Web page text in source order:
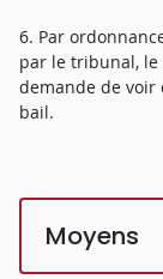
6. Par
par le tribunal, le
demande de
bail.
Moyens